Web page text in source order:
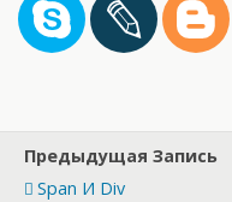
Предыдущая Запись
Span И Div